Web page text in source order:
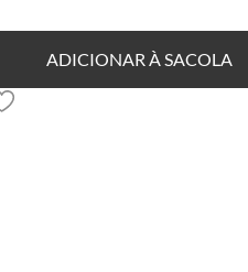
ADICIONAR À SACOLA